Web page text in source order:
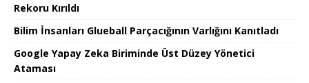
Rekoru Kırıldı
Bilim İnsanları Glueball Parçacığının Varlığını Kanıtladı
Google Yapay Zeka Biriminde Üst Düzey Yönetici
Ataması